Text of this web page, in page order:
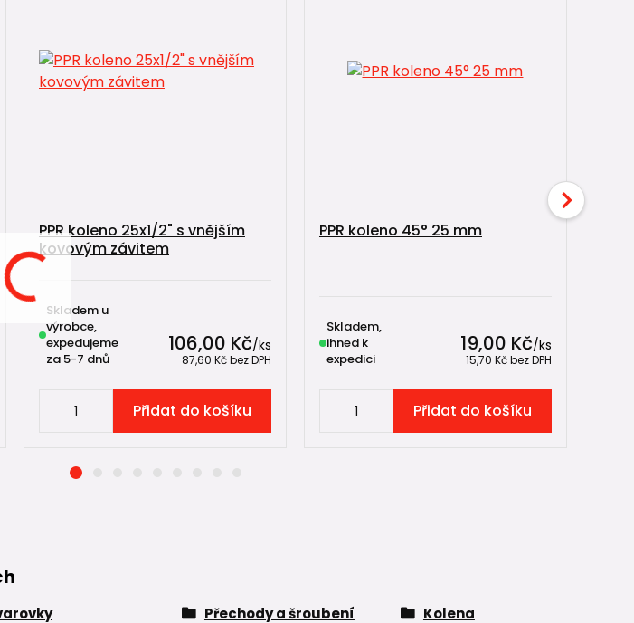
PPR koleno 25x1/2" s vnějším
kovovým závitem
106,00 Kč/ks
87,60 Kčbez DPH
Skladem u
výrobce,
expedujeme
za 5-7 dnů
Přidat do košíku
PPR koleno 45° 25 mm
19,00 Kč/ks
15,70 Kčbez DPH
Skladem,
ihned k
expedici
Přidat do košíku
Přechody a šroubení Kolena